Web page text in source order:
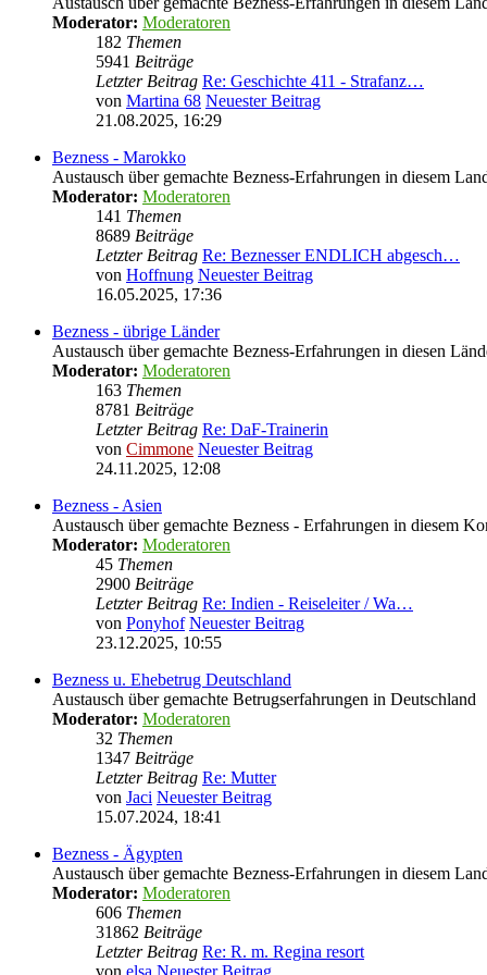
Moderator: Moderatoren
182 Themen
5941 Beiträge
Letzter Beitrag Re: Geschichte 411 - Strafanz…
von Martina 68 Neuester Beitrag
21.08.2025, 16:29
Bezness - Marokko
Austausch über gemachte Bezness-Erfahrungen in diesem
Moderator: Moderatoren
141 Themen
8689 Beiträge
Letzter Beitrag Re: Beznesser ENDLICH abgesch…
von Hoffnung Neuester Beitrag
16.05.2025, 17:36
Bezness - übrige Länder
Austausch über gemachte Bezness-Erfahrungen in diesen
Moderator: Moderatoren
163 Themen
8781 Beiträge
Letzter Beitrag Re: DaF-Trainerin
von Cimmone Neuester Beitrag
24.11.2025, 12:08
Bezness - Asien
Austausch über gemachte Bezness - Erfahrungen in diesem
Moderator: Moderatoren
45 Themen
2900 Beiträge
Letzter Beitrag Re: Indien - Reiseleiter / Wa…
von Ponyhof Neuester Beitrag
23.12.2025, 10:55
Bezness u. Ehebetrug Deutschland
Austausch über gemachte Betrugserfahrungen in Deutschland
Moderator: Moderatoren
32 Themen
1347 Beiträge
Letzter Beitrag Re: Mutter
von Jaci Neuester Beitrag
15.07.2024, 18:41
Bezness - Ägypten
Austausch über gemachte Bezness-Erfahrungen in diesem
Moderator: Moderatoren
606 Themen
31862 Beiträge
Letzter Beitrag Re: R. m. Regina resort
von elsa Neuester Beitrag